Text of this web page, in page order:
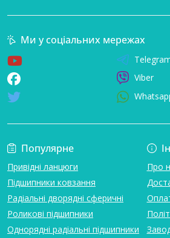
Популярне
Привідні ланцюги
Підшипники ковзання
Радіальні дворядні сферичні
Роликові підшипники
Однорядні радіальні підшипники
Про
Ми у соціальних мережах
Viber